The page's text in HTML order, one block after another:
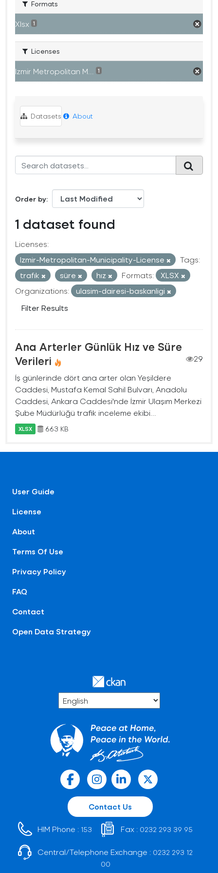
Formats
Xlsx 1
Licenses
Izmir Metropolitan M... 1
Datasets About
Order by
1 dataset found
Licenses:
Izmir-Metropolitan-Municipality-License
Tags:
trafık
süre hız Formats:
XLSX
Organizations:
ulasim-dairesi-baskanligi
Filter Results
Ana Arterler Günlük Hız ve Süre
Verileri
29
İş günlerinde dört ana arter olan Yeşildere
Caddesi, Mustafa Kemal Sahil Bulvarı, Anadolu
Caddesi, Ankara Caddesi'nde İzmir Ulaşım Merkezi
Şube Müdürlüğü trafik inceleme ekibi...
XLSX 663 KB
User Guide
License
About
Terms Of Use
Privacy Policy
FAQ
Contact
Open Data Strategy
Contact Us
HIM Phone : 153 Fax : 0232 293 39 95
Central/Telephone Exchange : 0232 293 12
00